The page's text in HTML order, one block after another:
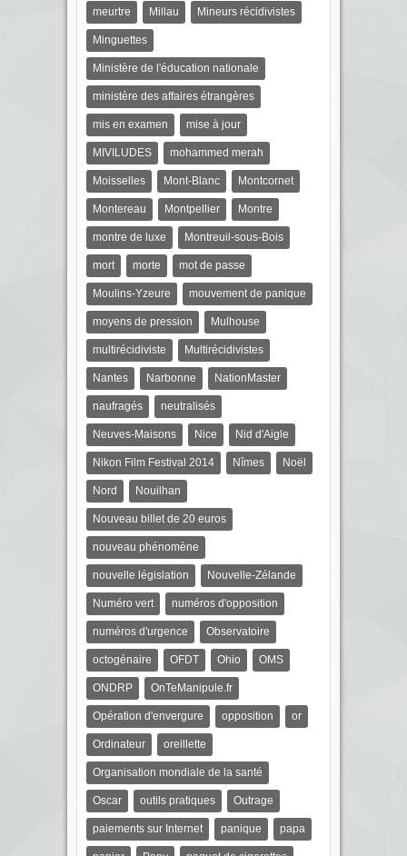
meurtre Millau Mineurs récidivistes
Minguettes
Ministère de l'éducation nationale
ministère des affaires étrangères
mis en examen mise à jour
MIVILUDES mohammed merah
Moisselles Mont-Blanc Montcornet
Montereau Montpellier Montre
montre de luxe Montreuil-sous-Bois
mort morte mot de passe
Moulins-Yzeure mouvement de panique
moyens de pression Mulhouse
multirécidiviste Multirécidivistes
Nantes Narbonne NationMaster
naufragés neutralisés
Neuves-Maisons Nice Nid d'Aigle
Nikon Film Festival 2014 Nîmes Noël
Nord Nouilhan
Nouveau billet de 20 euros
nouveau phénomène
nouvelle législation Nouvelle-Zélande
Numéro vert numéros d'opposition
numéros d'urgence Observatoire
octogénaire OFDT Ohio OMS
ONDRP OnTeManipule.fr
Opération d'envergure opposition or
Ordinateur oreillette
Organisation mondiale de la santé
Oscar outils pratiques Outrage
paiements sur Internet panique papa